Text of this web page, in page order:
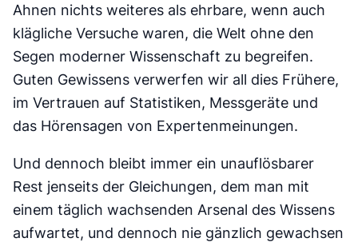
Ahnen nichts weiteres als ehrbare, wenn auch
klägliche Versuche waren, die Welt ohne den
Segen moderner Wissenschaft zu begreifen.
Guten Gewissens verwerfen wir all dies Frühere,
im Vertrauen auf Statistiken, Messgeräte und
das Hörensagen von Expertenmeinungen.
Und dennoch bleibt immer ein unauflösbarer
Rest jenseits der Gleichungen, dem man mit
einem täglich wachsenden Arsenal des Wissens
aufwartet, und dennoch nie gänzlich gewachsen